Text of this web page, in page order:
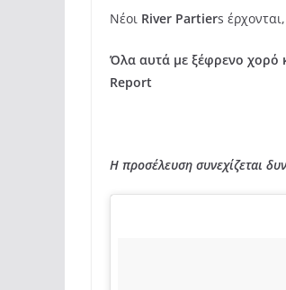
Νέοι River Partiers
Όλα αυτά με ξέφρενο χορό
Report
Η προσέλευση συνεχίζεται